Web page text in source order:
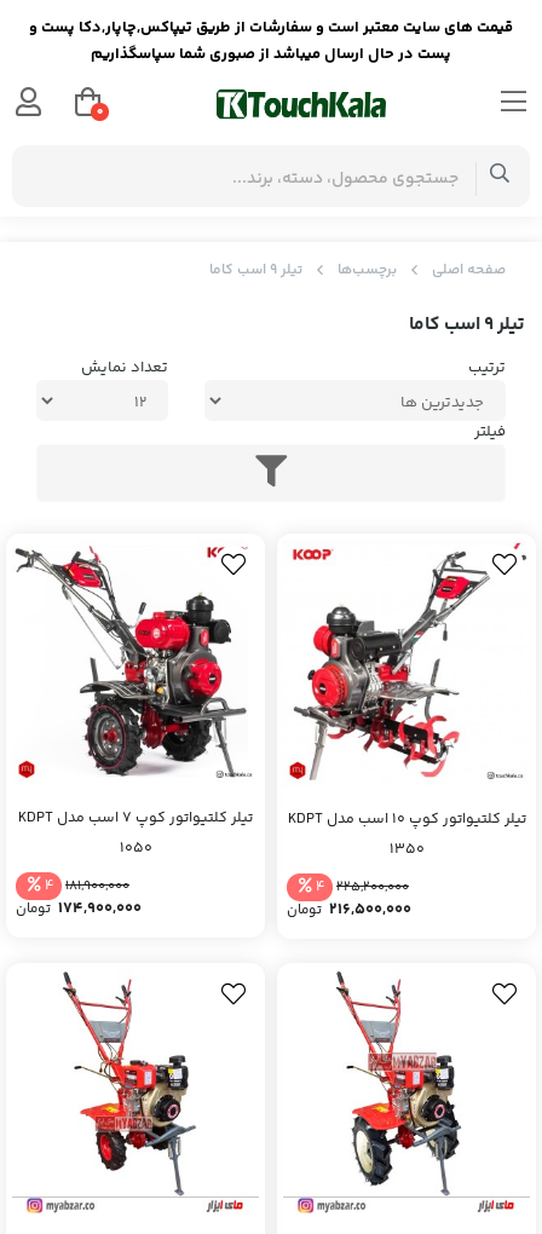
صفحه اصلی برچسب‌ها تیلر 9 اسب کاما
تیلر 9 اسب کاما
ترتیب تعداد نمایش
فیلتر
تیلر کلتیواتور کوپ 10 اسب مدل KDPT
1350
225,200,000
4
216,500,000 تومان
تیلر کلتیواتور کوپ 7 اسب مدل KDPT
1050
181,900,000
4
174,900,000 تومان
قیمت های سایت معتبر است و سفارشات از طریق تیپاکس,چاپار,دکا پست و
پست در حال ارسال میباشد از صبوری شما سپاسگذاریم
0